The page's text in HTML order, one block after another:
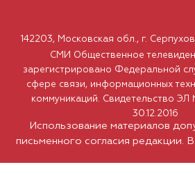
Использование материалов
письменного согласия редакции.
142203, Московская обл., г.
СМИ Общественное
зарегистрировано Федеральной
сфере связи, информационных
коммуникаций. Свидетельство
30.12.2016